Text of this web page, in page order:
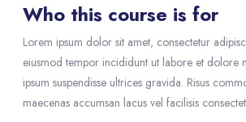
Who this course is for
Lorem ipsum dolor sit amet, consectetur
eiusmod tempor incididunt ut labore et dolore
ipsum suspendisse ultrices gravida. Risus
maecenas accumsan lacus vel facilisis